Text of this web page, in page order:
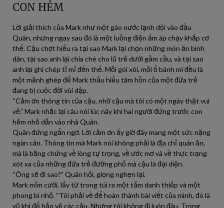
CON HẺM
Lời giải thích của Mark như một gáo nước lạnh dội vào đầu
Quân, nhưng ngay sau đó là một luồng điện ấm áp chạy khắp cơ
thể. Cậu chợt hiểu ra tại sao Mark lại chọn những món ăn bình
dân, tại sao anh lại chia chè cho lũ trẻ dưới gầm cầu, và tại sao
anh lại ghi chép tỉ mỉ đến thế. Mỗi gói xôi, mỗi ổ bánh mì đều là
một mảnh ghép để Mark thấu hiểu tâm hồn của một đứa trẻ
đang bị cuộc đời vùi dập.
“Cảm ơn thông tin của cậu, nhờ cậu mà tôi có một ngày thật vui
vẻ.” Mark nhắc lại câu nói lúc nãy khi hai người đứng trước con
hẻm nhỏ dẫn vào nhà Quân.
Quân đứng ngẩn ngơ. Lời cảm ơn ấy giờ đây mang một sức nặng
ngàn cân. Thông tin mà Mark nói không phải là địa chỉ quán ăn,
mà là bằng chứng về lòng tự trọng, về ước mơ và về thực trạng
xót xa của những đứa trẻ đường phố mà cậu là đại diện.
“Ông sẽ đi sao?” Quân hỏi, giọng nghẹn lại.
Mark mỉm cười, lấy từ trong túi ra một tấm danh thiếp và một
phong bì nhỏ. “Tôi phải về để hoàn thành bài viết của mình, đó là
vũ khí để bảo vệ các cậu. Nhưng tôi không đi luôn đâu. Trong